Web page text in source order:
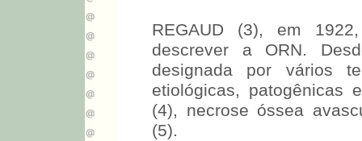
REGAUD (3), em
descrever a ORN.
designada por vários
etiológicas, patogênicas
(4), necrose óssea
(5).